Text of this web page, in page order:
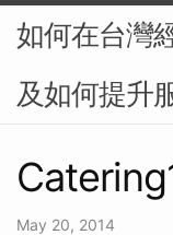
如何在台灣
及如何提升
May 20, 2014